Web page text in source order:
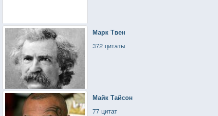
Марк Твен
372 цитаты
Майк Тайсон
77 цитат